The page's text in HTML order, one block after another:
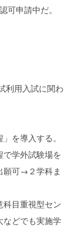
可申請中だ。
利用入試に関わ
を導入する。
学外試験場を
願可→２学科ま
目重視型セン
などでも実施学